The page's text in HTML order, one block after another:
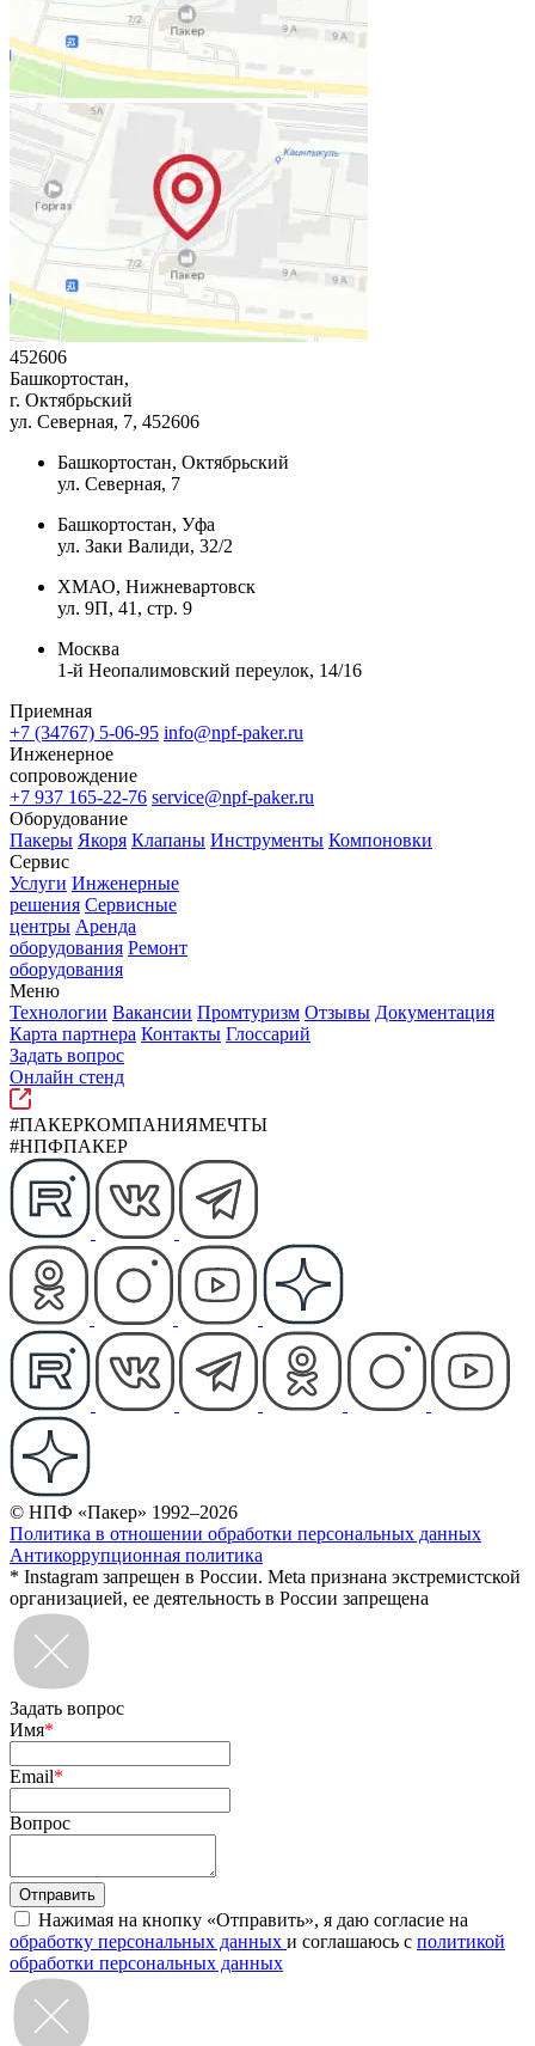
452606
Башкортостан,
г. Октябрьский
ул. Северная, 7, 452606
Башкортостан, Октябрьский
ул. Северная, 7
Башкортостан, Уфа
ул. Заки Валиди, 32/2
ХМАО, Нижневартовск
ул. 9П, 41, стр. 9
Москва
1-й Неопалимовский переулок, 14/16
Приемная
+7 (34767) 5-06-95 info@npf-paker.ru
Инженерное
сопровождение
+7 937 165-22-76 service@npf-paker.ru
Оборудование
Пакеры Якоря Клапаны Инструменты Компоновки
Сервис
Услуги Инженерные
решения Сервисные
центры Аренда
оборудования Ремонт
оборудования
Меню
Технологии Вакансии Промтуризм Отзывы Документация
Карта партнера Контакты Глоссарий
Задать вопрос
Онлайн стенд
#ПАКЕРКОМПАНИЯМЕЧТЫ
#НПФПАКЕР
© НПФ «Пакер» 1992–2026
Политика в отношении обработки персональных данных
Антикоррупционная политика
* Instagram запрещен в России. Meta признана экстремистской
организацией, ее деятельность в России запрещена
Задать вопрос
Имя*
Email*
Вопрос
Нажимая на кнопку «Отправить», я даю согласие на
обработку персональных данных и соглашаюсь с политикой
обработки персональных данных